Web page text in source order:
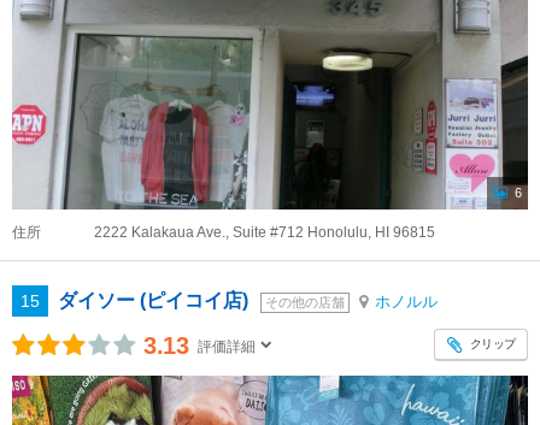
6
住所 2222 Kalakaua Ave., Suite #712 Honolulu, HI 96815
15 ダイソー (ピイコイ店) その他の店舗 ホノルル
3.13 評価詳細 クリップ